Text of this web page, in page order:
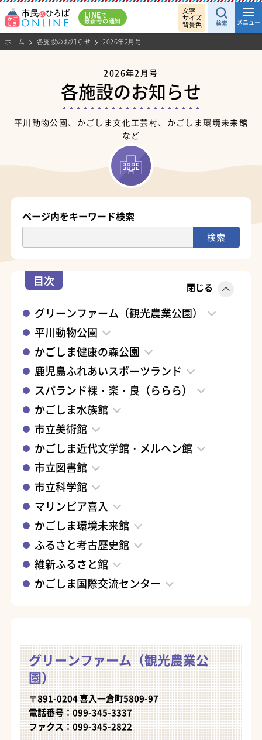
LINEで
最新号の通知
文字
サイズ
背景色 検索 メニュー
ホーム 各施設のお知らせ 2026年2月号
2026年2月号
各施設のお知らせ
平川動物公園、かごしま文化工芸村、かごしま環境未来館
など
ページ内をキーワード検索
目次 閉じる
グリーンファーム（観光農業公園）
平川動物公園
かごしま健康の森公園
鹿児島ふれあいスポーツランド
スパランド裸・楽・良（ららら）
かごしま水族館
市立美術館
かごしま近代文学館・メルヘン館
市立図書館
市立科学館
マリンピア喜入
かごしま環境未来館
ふるさと考古歴史館
維新ふるさと館
かごしま国際交流センター
グリーンファーム（観光農業公
園）
〒891-0204 喜入一倉町5809-97
電話番号：099-345-3337
ファクス：099-345-2822